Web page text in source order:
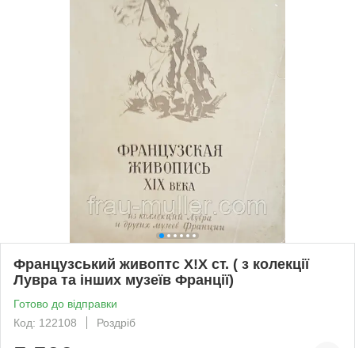
Французський живоптс Х!Х ст. ( з колекції
Лувра та інших музеїв Франції)
Готово до відправки
Код: 122108
Роздріб